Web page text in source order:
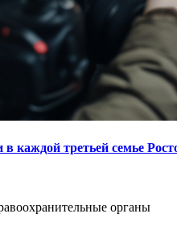
каждой третьей семье
органы